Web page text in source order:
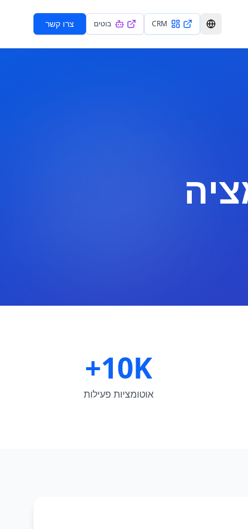
CRM בוטים צרו קשר
10K+
אוטומציות פעילות